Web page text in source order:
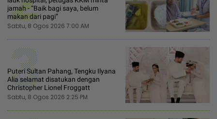
jamah - “Baik bagi saya, belum
makan dari pagi”
Sabtu, 8 Ogos 2026 7:00 AM
3
Puteri Sultan Pahang, Tengku Ilyana
Alia selamat disatukan dengan
Christopher Lionel Froggatt
Sabtu, 8 Ogos 2026 2:25 PM